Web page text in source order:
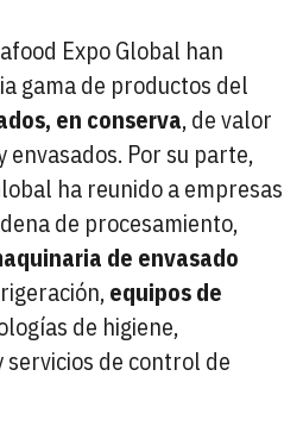
Expo Global han
gama de productos del
en conserva, de valor
envasados. Por su parte,
ha reunido a empresas
de procesamiento,
de envasado
equipos de
de higiene,
de control de